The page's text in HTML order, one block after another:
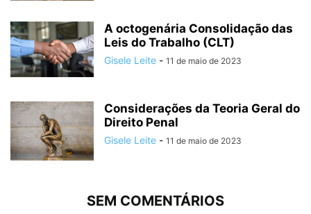
A octogenária Consolidação das
Leis do Trabalho (CLT)
Gisele Leite - 11 de maio de 2023
Considerações da Teoria Geral do
Direito Penal
Gisele Leite - 11 de maio de 2023
SEM COMENTÁRIOS